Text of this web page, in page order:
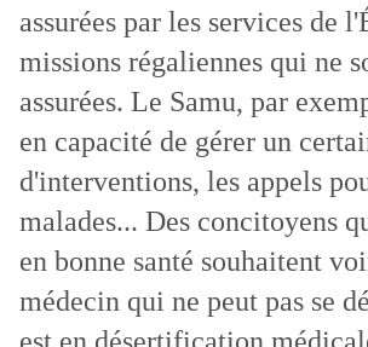
assurées par les services de
missions régaliennes qui ne
assurées. Le Samu, par
en capacité de gérer un
d'interventions, les appels
malades... Des concitoyens
en bonne santé souhaitent
médecin qui ne peut pas se